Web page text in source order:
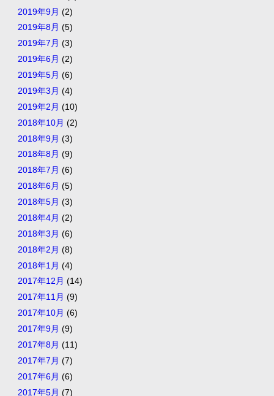
2019年9月 (2)
2019年8月 (5)
2019年7月 (3)
2019年6月 (2)
2019年5月 (6)
2019年3月 (4)
2019年2月 (10)
2018年10月 (2)
2018年9月 (3)
2018年8月 (9)
2018年7月 (6)
2018年6月 (5)
2018年5月 (3)
2018年4月 (2)
2018年3月 (6)
2018年2月 (8)
2018年1月 (4)
2017年12月 (14)
2017年11月 (9)
2017年10月 (6)
2017年9月 (9)
2017年8月 (11)
2017年7月 (7)
2017年6月 (6)
2017年5月 (7)